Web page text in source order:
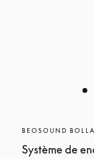
BEOSOUND
Système de